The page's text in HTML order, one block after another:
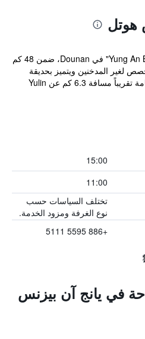
هوتل
يقع مكان إقامة "Yung An Business Hotel" في Dounan، ضمن 48 كم
لغير المدخنين ويتميز بحديقة
وواي فاي مجاني. يبعد مكان الإقامة تقريباً مسافة 6.3 كم عن Yulin
15:00
11:00
تختلف السياسات حسب
نوع الغرفة ومزود الخدمة.
+886 5595 5111
في يانج آن بيزنس